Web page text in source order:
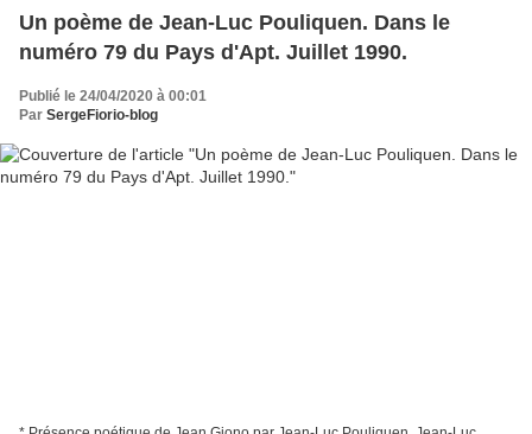
Un poème de Jean-Luc Pouliquen. Dans le
numéro 79 du Pays d'Apt. Juillet 1990.
Publié le 24/04/2020 à 00:01
Par SergeFiorio-blog